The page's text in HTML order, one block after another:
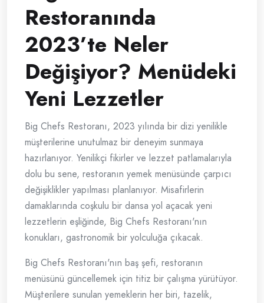
Restoranında
2023’te Neler
Değişiyor? Menüdeki
Yeni Lezzetler
Big Chefs Restoranı, 2023 yılında bir dizi yenilikle
müşterilerine unutulmaz bir deneyim sunmaya
hazırlanıyor. Yenilikçi fikirler ve lezzet patlamalarıyla
dolu bu sene, restoranın yemek menüsünde çarpıcı
değişiklikler yapılması planlanıyor. Misafirlerin
damaklarında coşkulu bir dansa yol açacak yeni
lezzetlerin eşliğinde, Big Chefs Restoranı'nın
konukları, gastronomik bir yolculuğa çıkacak.
Big Chefs Restoranı'nın baş şefi, restoranın
menüsünü güncellemek için titiz bir çalışma yürütüyor.
Müşterilere sunulan yemeklerin her biri, tazelik,